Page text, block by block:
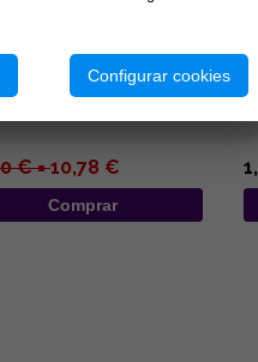
10X11CM
€ =10,78 €
Comprar
CM
Configurar cookies